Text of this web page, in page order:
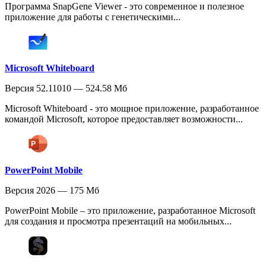
Программа SnapGene Viewer - это современное и полезное
приложение для работы с генетическими...
Microsoft Whiteboard
Версия 52.11010 — 524.58 Мб
Microsoft Whiteboard - это мощное приложение, разработанное
командой Microsoft, которое предоставляет возможности...
PowerPoint Mobile
Версия 2026 — 175 Мб
PowerPoint Mobile – это приложение, разработанное Microsoft
для создания и просмотра презентаций на мобильных...